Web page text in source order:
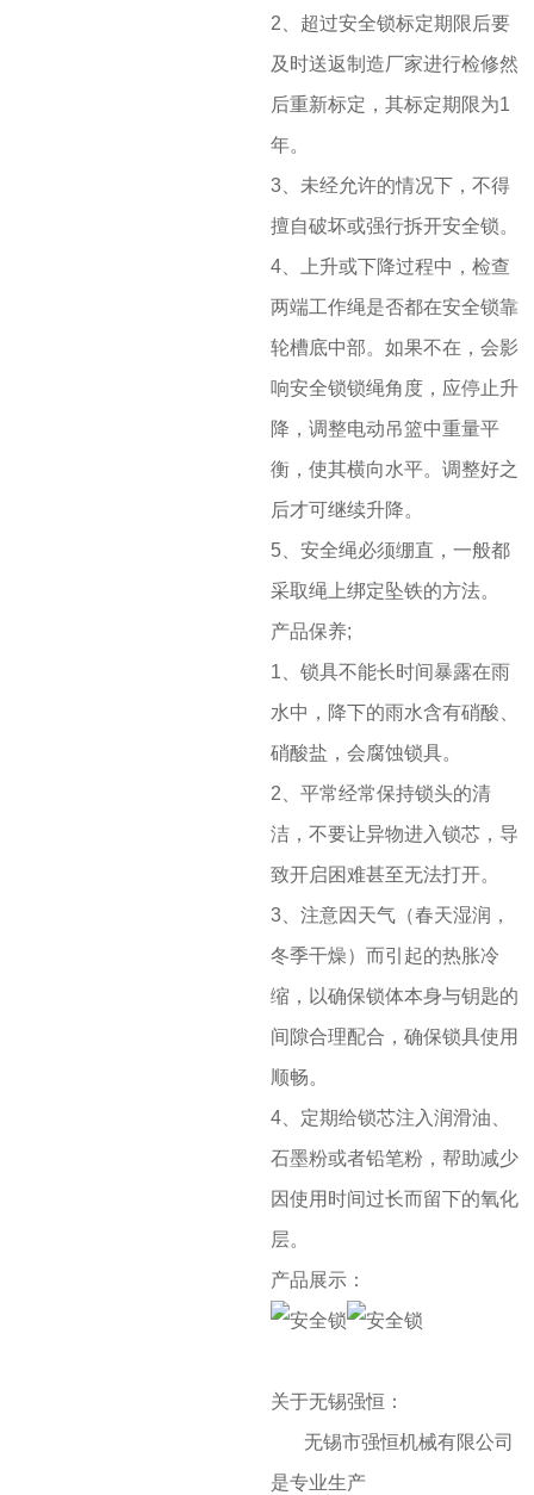
2、超过安全锁标定期限后要
及时送返制造厂家进行检修然
后重新标定，其标定期限为1
年。
3、未经允许的情况下，不得
擅自破坏或强行拆开安全锁。
4、上升或下降过程中，检查
两端工作绳是否都在安全锁靠
轮槽底中部。如果不在，会影
响安全锁锁绳角度，应停止升
降，调整电动吊篮中重量平
衡，使其横向水平。调整好之
后才可继续升降。
5、安全绳必须绷直，一般都
采取绳上绑定坠铁的方法。
产品保养;
1、锁具不能长时间暴露在雨
水中，降下的雨水含有硝酸、
硝酸盐，会腐蚀锁具。
2、平常经常保持锁头的清
洁，不要让异物进入锁芯，导
致开启困难甚至无法打开。
3、注意因天气（春天湿润，
冬季干燥）而引起的热胀冷
缩，以确保锁体本身与钥匙的
间隙合理配合，确保锁具使用
顺畅。
4、定期给锁芯注入润滑油、
石墨粉或者铅笔粉，帮助减少
因使用时间过长而留下的氧化
层。
产品展示：
关于无锡强恒：
无锡市强恒机械有限公司
是专业生产